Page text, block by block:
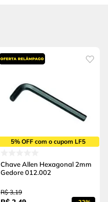
5% OFF com o cupom LF5
Chave Allen Hexagonal 2mm
Gedore 012.002
R$ 3,19